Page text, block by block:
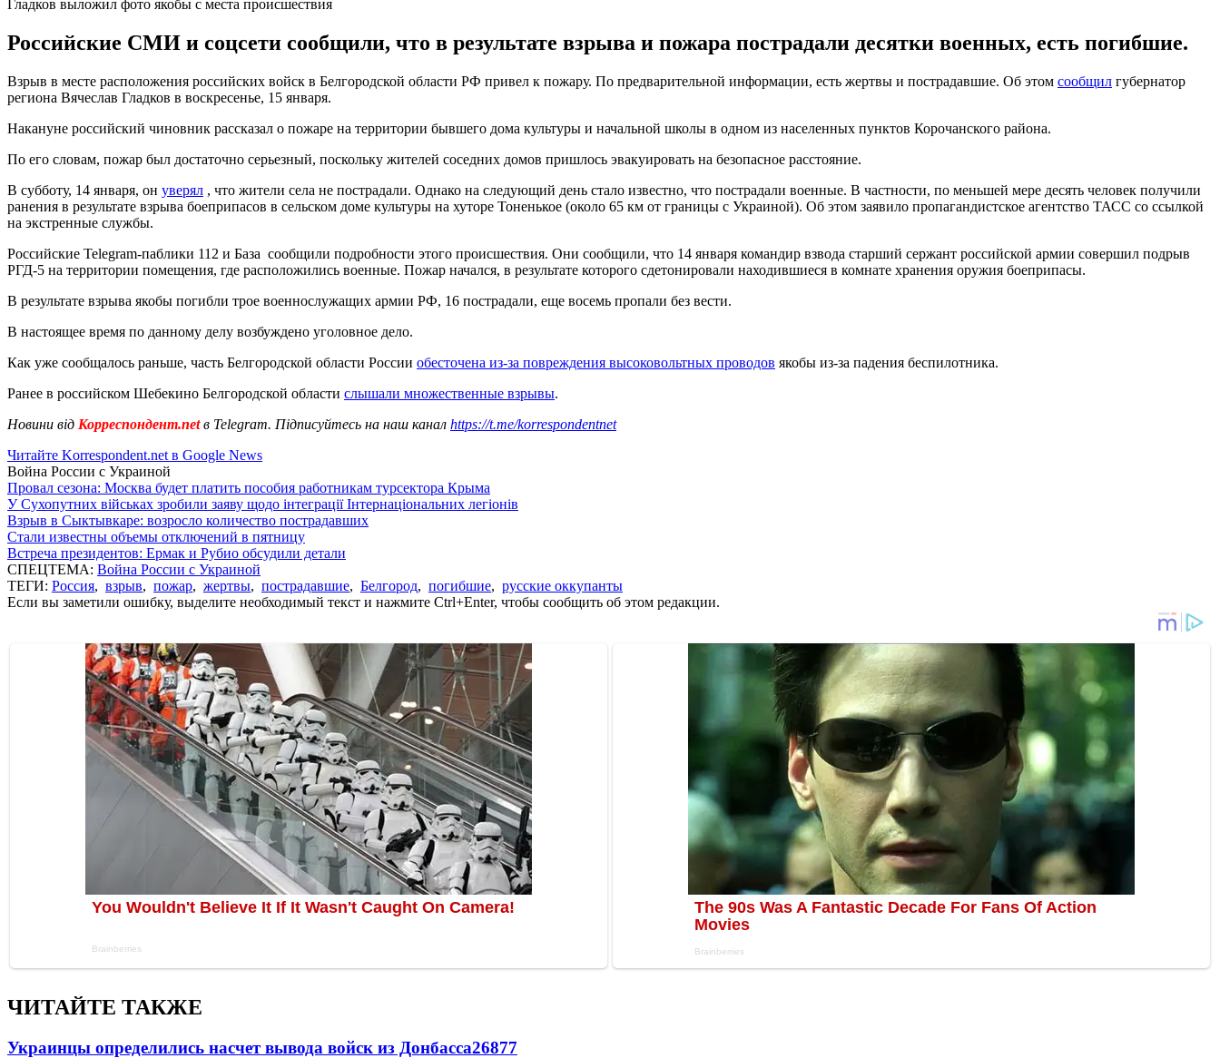
Гладков выложил фото якобы с места происшествия
Российские СМИ и соцсети сообщили, что в результате взрыва и пожара пострадали десятки военных, есть погибшие.
Взрыв в месте расположения российских войск в Белгородской области РФ привел к пожару. По предварительной информации, есть жертвы и пострадавшие. Об этом сообщил губернатор
региона Вячеслав Гладков в воскресенье, 15 января.
Накануне российский чиновник рассказал о пожаре на территории бывшего дома культуры и начальной школы в одном из населенных пунктов Корочанского района.
По его словам, пожар был достаточно серьезный, поскольку жителей соседних домов пришлось эвакуировать на безопасное расстояние.
В субботу, 14 января, он уверял , что жители села не пострадали. Однако на следующий день стало известно, что пострадали военные. В частности, по меньшей мере десять человек получили
ранения в результате взрыва боеприпасов в сельском доме культуры на хуторе Тоненькое (около 65 км от границы с Украиной). Об этом заявило пропагандистское агентство ТАСС со ссылкой
на экстренные службы.
Российские Telegram-паблики 112 и База сообщили подробности этого происшествия. Они сообщили, что 14 января командир взвода старший сержант российской армии совершил подрыв
РГД-5 на территории помещения, где расположились военные. Пожар начался, в результате которого сдетонировали находившиеся в комнате хранения оружия боеприпасы.
В результате взрыва якобы погибли трое военнослужащих армии РФ, 16 пострадали, еще восемь пропали без вести.
В настоящее время по данному делу возбуждено уголовное дело.
Как уже сообщалось раньше, часть Белгородской области России обесточена из-за повреждения высоковольтных проводов якобы из-за падения беспилотника.
Ранее в российском Шебекино Белгородской области слышали множественные взрывы.
Новини від Корреспондент.netв Telegram. Підписуйтесь на наш канал https://t.me/korrespondentnet
Читайте Korrespondent.net в Google News
Война России с Украиной
Провал сезона: Москва будет платить пособия работникам турсектора Крыма
У Сухопутних військах зробили заяву щодо інтеграції Інтернаціональних легіонів
Взрыв в Сыктывкаре: возросло количество пострадавших
Стали известны объемы отключений в пятницу
Встреча президентов: Ермак и Рубио обсудили детали
СПЕЦТЕМА: Война России с Украиной
ТЕГИ: Россия, взрыв, пожар, жертвы, пострадавшие, Белгород, погибшие, русские оккупанты
Если вы заметили ошибку, выделите необходимый текст и нажмите Ctrl+Enter, чтобы сообщить об этом редакции.
ЧИТАЙТЕ ТАКЖЕ
Украинцы определились насчет вывода войск из Донбасса26877